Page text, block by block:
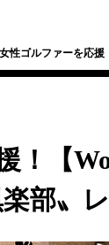
女性ゴルファーを応
！【
部〟